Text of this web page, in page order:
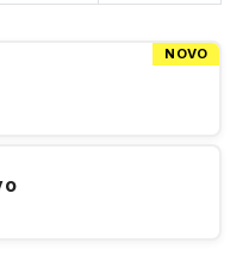
NOVO